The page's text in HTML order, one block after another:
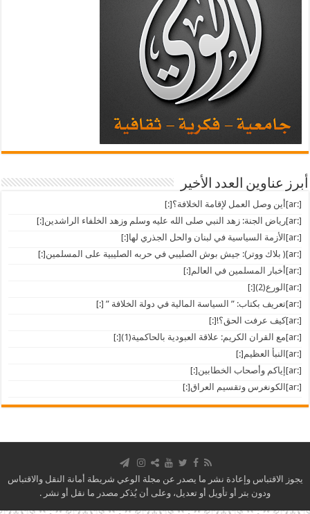
أبرز عناوين العدد الأخير
[:ar]أين وصل العمل لإقامة الخلافة؟[:]
[:ar]رياض الجنة: زهد النبي صلى الله عليه وسلم وزهد الخلفاء الراشدين[:]
[:ar]الأزمة السياسية في لبنان والحل الجذري لها[:]
[:ar]( بلاك ووتر): جيش بوش الصليبي في حربه الصليبية على المسلمين[:]
[:ar]أخبار المسلمين في العالم[:]
[:ar]الورع(2)[:]
[:ar]تعريف بكتاب: ” السياسة المالية في دولة الخلافة ” [:]
[:ar]كيف عرفت الحق؟![:]
[:ar]مع القران الكريم: علاقة العبودية بالحاكمية(1)[:]
[:ar]النبأ العظيم[:]
[:ar]إياكم وأصحاب الخطابين[:]
[:ar]الكونغرس وتقسيم العراق[:]
يجوز الاقتباس وإعادة نشر ما يصدر عن مجلة الوعي شريطة أمانة النقل والاقتباس
ودون بتر أو تأويل أو تعديل، وعلى أن يُذكر مصدر ما نقل أو نشر .